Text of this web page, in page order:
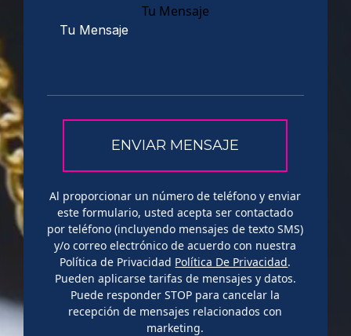
Tu Mensaje
Al proporcionar un número de teléfono y enviar
este formulario, usted acepta ser contactado
por teléfono (incluyendo mensajes de texto SMS)
y/o correo electrónico de acuerdo con nuestra
Política de Privacidad Política De Privacidad.
Pueden aplicarse tarifas de mensajes y datos.
Puede responder STOP para cancelar la
recepción de mensajes relacionados con
marketing.